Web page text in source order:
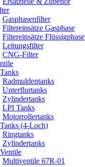
Gasphasenfilter
Filtereinsätze Gasphase
Filtereinsätze Flüssigphase
Leitungsfilter
CNG-Filter
Radmuldentanks
Unterflurtanks
Zylindertanks
LPI Tanks
Motorrollertanks
(4-Loch)
Ringtanks
Zylindertanks
Multiventile 67R-01